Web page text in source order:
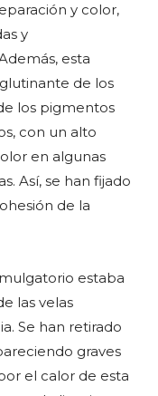
y color,
y
esta
de los
los pigmentos
con un alto
en algunas
Así, se han fijado
de la
estaba
las velas
Se han retirado
graves
el calor de esta